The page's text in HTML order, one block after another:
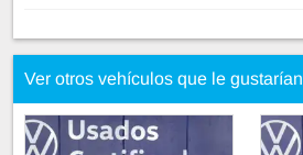
Ver otros vehículos que le gustarían